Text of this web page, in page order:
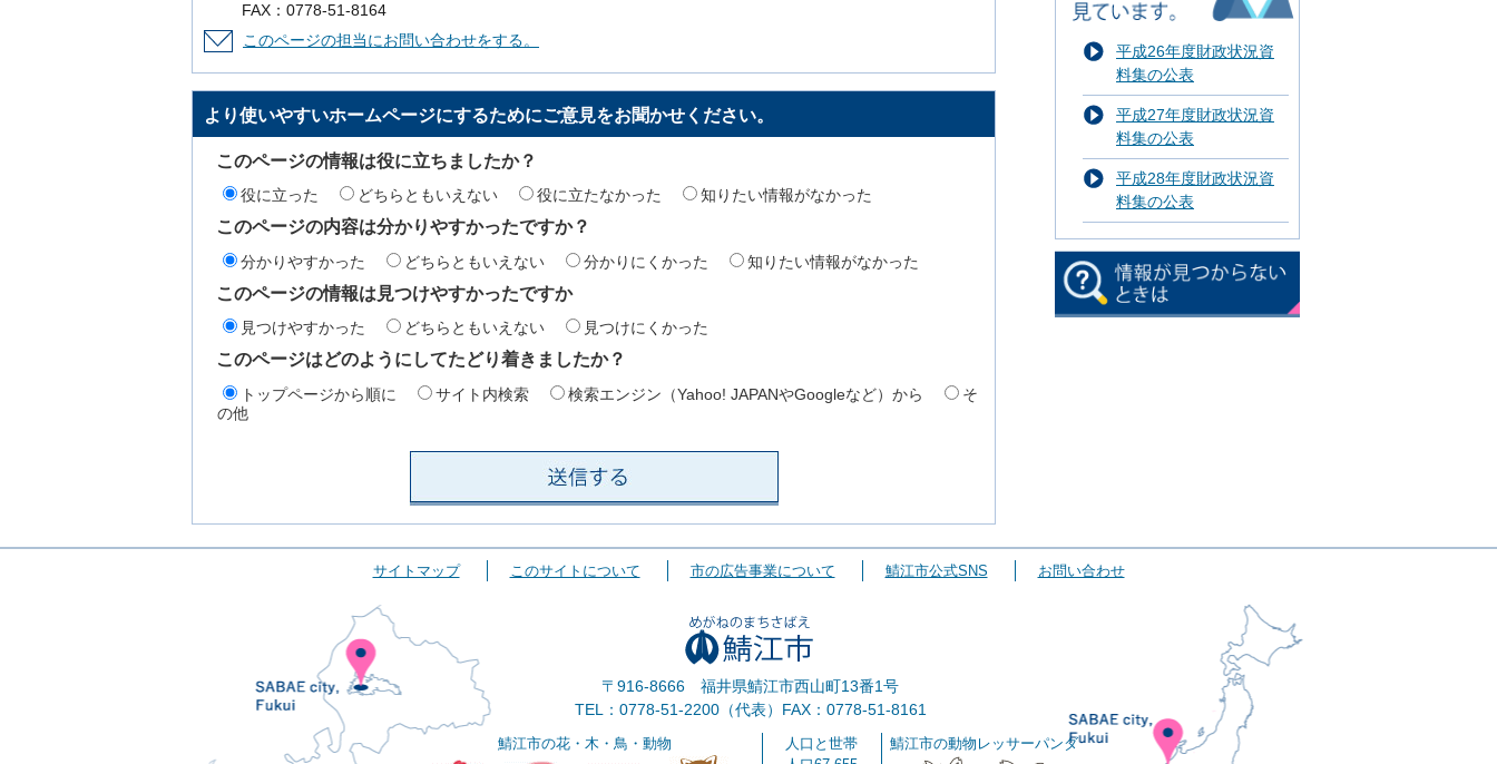
FAX：0778-51-8164
このページの担当にお問い合わせをする。
より使いやすいホームページにするためにご意見をお聞かせください。
このページの情報は役に立ちましたか？
役に立った どちらともいえない 役に立たなかった 知りたい情報がなかった
このページの内容は分かりやすかったですか？
分かりやすかった どちらともいえない 分かりにくかった 知りたい情報がなかった
このページの情報は見つけやすかったですか
見つけやすかった どちらともいえない 見つけにくかった
このページはどのようにしてたどり着きましたか？
トップページから順に サイト内検索 検索エンジン（Yahoo! JAPANやGoogleなど）から
そ
の他
平成26年度財政状況資
料集の公表
平成27年度財政状況資
料集の公表
平成28年度財政状況資
料集の公表
サイトマップ このサイトについて 市の広告事業について 鯖江市公式SNS お問い合わせ
〒916-8666 福井県鯖江市西山町13番1号
TEL：0778-51-2200（代表） FAX：0778-51-8161
鯖江市の花・木・鳥・動物
人口と世帯
鯖江市の動物レッサーパンダ